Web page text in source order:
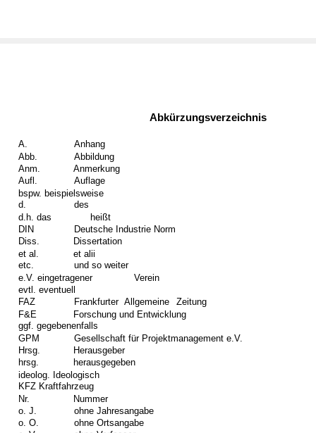
Abkürzungsverzeichnis
A.
Anhang
Abb.
Abbildung
Anm.
Anmerkung
Aufl.
Auflage
bspw. beispielsweise
d.
des
d.h. das
heißt
DIN
Deutsche Industrie Norm
Diss.
Dissertation
et al.
et alii
etc.
und so weiter
e.V. eingetragener
Verein
evtl. eventuell
FAZ
Frankfurter Allgemeine
Zeitung
F&E
Forschung und Entwicklung
ggf. gegebenenfalls
GPM
Gesellschaft für Projektmanagement e.V.
Hrsg.
Herausgeber
hrsg.
herausgegeben
ideolog. Ideologisch
KFZ Kraftfahrzeug
Nr.
Nummer
o. J.
ohne Jahresangabe
o. O.
ohne Ortsangabe